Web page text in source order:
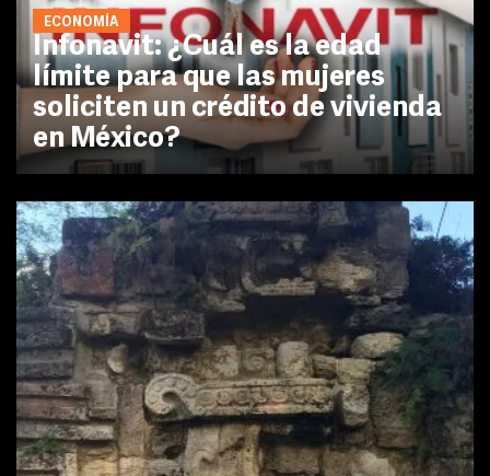
ECONOMÍA
Infonavit: ¿Cuál es la edad
límite para que las mujeres
soliciten un crédito de vivienda
en México?